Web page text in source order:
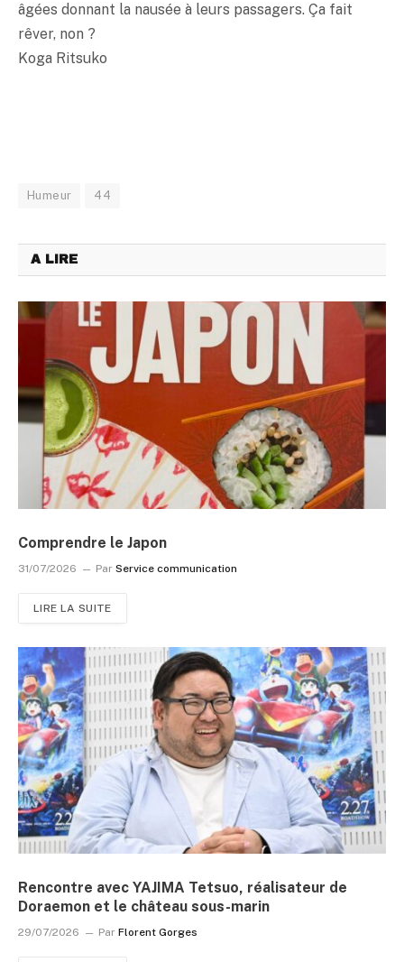
âgées donnant la nausée à leurs passagers. Ça fait
rêver, non ?
Koga Ritsuko
Humeur 44
A LIRE
Comprendre le Japon
31/07/2026 Par Service communication
LIRE LA SUITE
Rencontre avec YAJIMA Tetsuo, réalisateur de
Doraemon et le château sous-marin
29/07/2026 Par Florent Gorges